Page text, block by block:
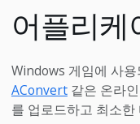
어플리케
Windows 게임에 사
AConvert같은 온라
를 업로드하고 최소